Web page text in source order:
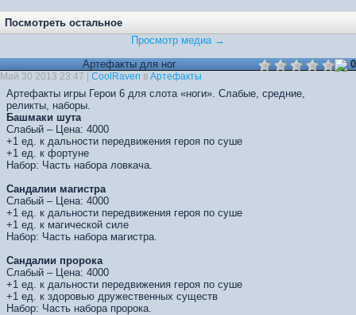
Посмотреть остальное
Просмотр медиа →
0
Артефакты для ног
Май 30 2013 23:47 | CoolRaven в Артефакты
Артефакты игры Герои 6 для слота «ноги». Слабые, средние,
реликты, наборы.
Башмаки шута
Слабый – Цена: 4000
+1 ед. к дальности передвижения героя по суше
+1 ед. к фортуне
Набор: Часть набора ловкача.
Сандалии магистра
Слабый – Цена: 4000
+1 ед. к дальности передвижения героя по суше
+1 ед. к магической силе
Набор: Часть набора магистра.
Сандалии пророка
Слабый – Цена: 4000
+1 ед. к дальности передвижения героя по суше
+1 ед. к здоровью дружественных существ
Набор: Часть набора пророка.